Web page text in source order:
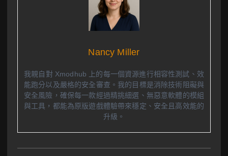
Nancy Miller
我親自對 Xmodhub 上的每一個資源進行相容性測試、效
能跑分以及嚴格的安全審查。我的目標是消除技術阻礙與
安全風險，確保每一款經過精挑細選、無惡意軟體的模組
與工具，都能為原版遊戲體驗帶來穩定、安全且高效能的
升級。